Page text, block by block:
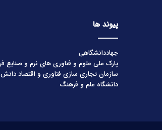
پیوند ها
جهاددانشگاهی
پارک ملی علوم و فناوری های نرم و صنایع
سازمان تجاری سازی فناوری و اقتصاد
دانشگاه علم و فرهنگ